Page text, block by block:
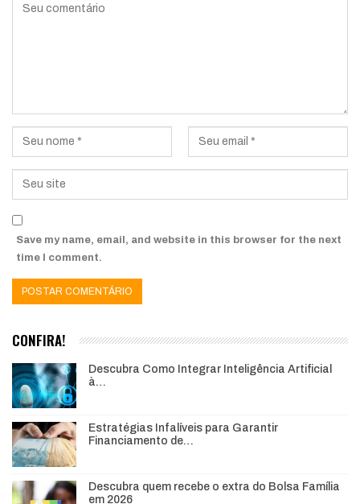
Save my name, email, and website in this browser for the next
time I comment.
CONFIRA!
Descubra Como Integrar Inteligência Artificial
à…
Estratégias Infalíveis para Garantir
Financiamento de…
Descubra quem recebe o extra do Bolsa Família
em 2026